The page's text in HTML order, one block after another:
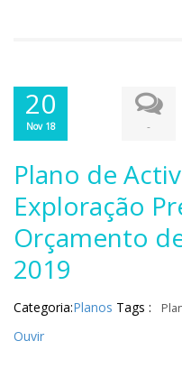
20
Nov 18 -
Plano de
Exploração
Orçamento
2019
Categoria:Planos Tags :
Ouvir